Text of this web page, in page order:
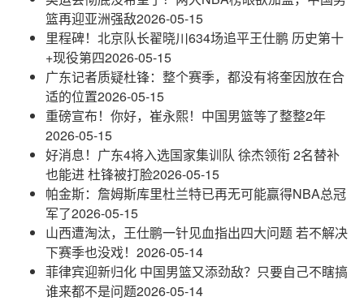
篮再迎亚洲强敌2026-05-15
里程碑！北京队长翟晓川634场追平王仕鹏 历史第十
+现役第四2026-05-15
广东记者质疑杜锋：整个赛季，都没有将奎因放在合
适的位置2026-05-15
重磅宣布！你好，崔永熙！中国男篮等了整整2年
2026-05-15
好消息！广东4将入选国家集训队 徐杰领衔 2名替补
也能进 杜锋被打脸2026-05-15
帕金斯：詹姆斯库里杜兰特已再无可能赢得NBA总冠
军了2026-05-15
山西遭淘汰，王仕鹏一针见血指出四大问题 若不解决
下赛季也没戏！ 2026-05-14
菲律宾迎新归化 中国男篮又添劲敌？只要自己不瞎搞
谁来都不是问题2026-05-14